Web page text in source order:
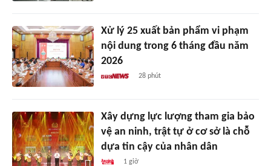
Xử lý 25 xuất bản phẩm vi phạm
nội dung trong 6 tháng đầu năm
2026
28 phút
Xây dựng lực lượng tham gia bảo
vệ an ninh, trật tự ở cơ sở là chỗ
dựa tin cậy của nhân dân
1 giờ